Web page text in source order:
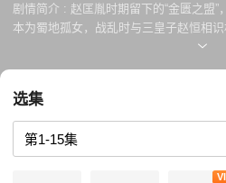
剧情简介 : 赵匡胤时期留下的“金匮之盟
本为蜀地孤女，战乱时与三皇子赵恒相
夺嫡，澶州之战，终于苦尽甘来。刘娥
前所未有的危机。赵恒驾崩时，仁宗幼
政主持朝局后，结束党争、兴修水利、
纷争与不安，并大胆启用范仲淹、晏殊
的四十余年“仁宗盛治”打下了坚实的基础
选集